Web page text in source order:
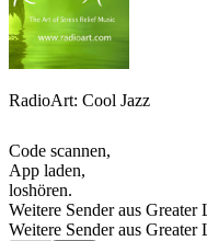
RadioArt: Cool Jazz
Code scannen,
App laden,
loshören.
Weitere Sender aus Greater
Weitere Sender aus Greater